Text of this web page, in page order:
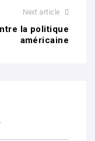
Next article
la politique
américaine